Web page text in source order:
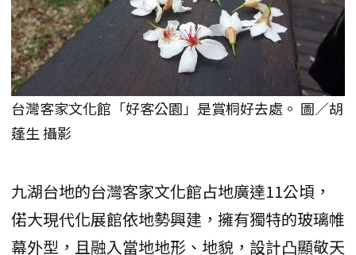
台灣客家文化館「好客公園」是賞桐好去處。 圖／胡
蓬生 攝影
九湖台地的台灣客家文化館占地廣達11公頃，
偌大現代化展館依地勢興建，擁有獨特的玻璃帷
幕外型，且融入當地地形、地貌，設計凸顯敬天